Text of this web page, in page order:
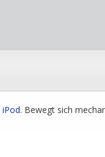
iPod. Bewegt sich